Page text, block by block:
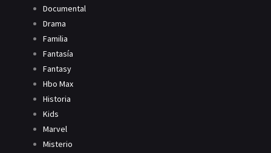
Documental
Drama
Familia
Fantasía
Fantasy
Hbo Max
Historia
Kids
Marvel
Misterio